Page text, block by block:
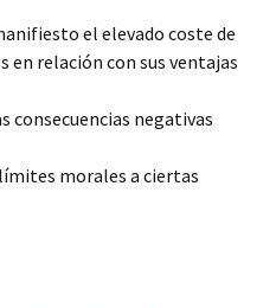
el elevado coste de
en relación con sus ventajas
consecuencias negativas
morales a ciertas